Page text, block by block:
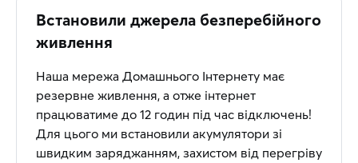
Встановили джерела безперебійного
живлення
Наша мережа Домашнього Інтернету має
резервне живлення, а отже інтернет
працюватиме до 12 годин під час відключень!
Для цього ми встановили акумулятори зі
швидким заряджанням, захистом від перегріву